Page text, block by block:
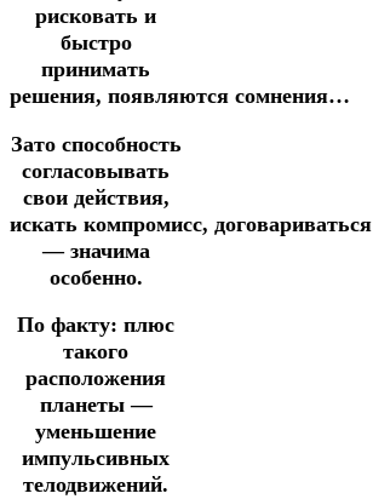
рисковать и
быстро
принимать
решения, появляются сомнения…
Зато способность
согласовывать
свои действия,
искать компромисс, договариваться
— значима
особенно.
По факту: плюс
такого
расположения
планеты —
уменьшение
импульсивных
телодвижений.